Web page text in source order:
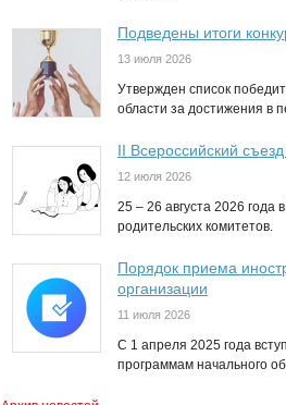
Подведены итоги
13 июля 2026
Утвержден список
области за достижения в
II Всероссийский
12 июля 2026
25 – 26 августа 2026
родительских комитетов.
Порядок приема
организации
11 июля 2026
С 1 апреля 2025 года
программам начального